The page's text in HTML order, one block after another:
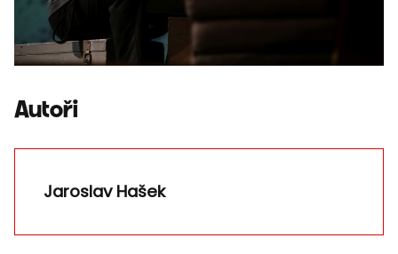
Autoři
Jaroslav Hašek